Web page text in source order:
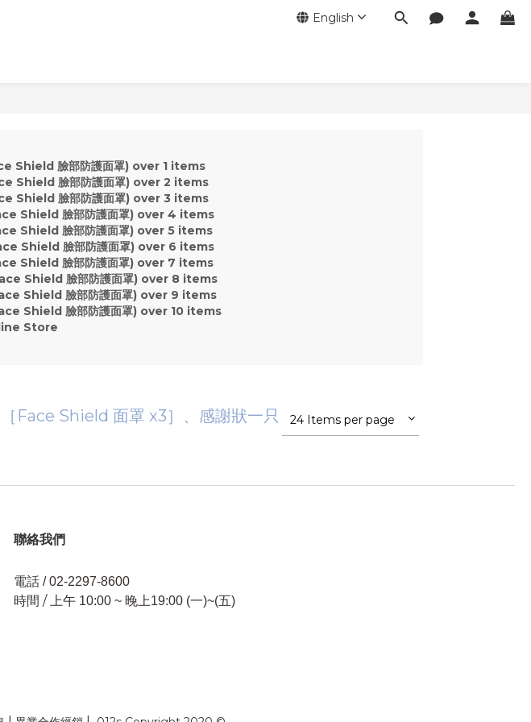
English
Shield 臉部防護面罩) over 1 items
Shield 臉部防護面罩) over 2 items
Shield 臉部防護面罩) over 3 items
Shield 臉部防護面罩) over 4 items
Shield 臉部防護面罩) over 5 items
Shield 臉部防護面罩) over 6 items
Shield 臉部防護面罩) over 7 items
Shield 臉部防護面罩) over 8 items
Shield 臉部防護面罩) over 9 items
Shield 臉部防護面罩) over 10 items
Store
Face Shield 面罩 x3］、感謝狀一只 24 Items per page
聯絡我們
電話 / 02-2297-8600
時間 / 上午 10:00 ~ 晚上19:00 (一)~(五)